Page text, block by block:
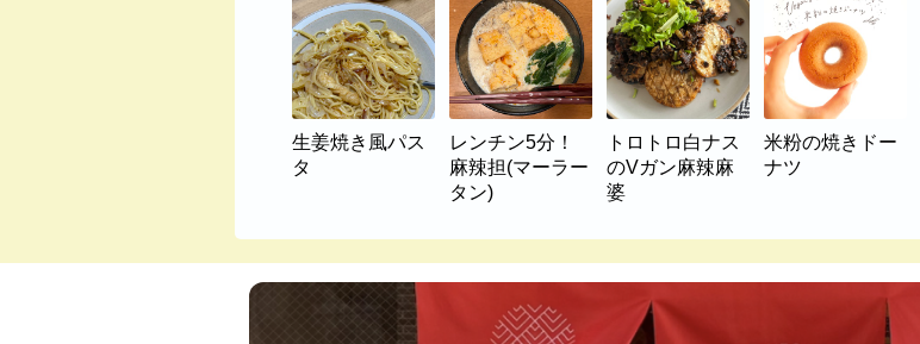
生姜焼き風パス
タ
レンチン5分！
麻辣担(マーラー
タン)
トロトロ白ナス
のVガン麻辣麻
婆
米粉の焼きドー
ナツ